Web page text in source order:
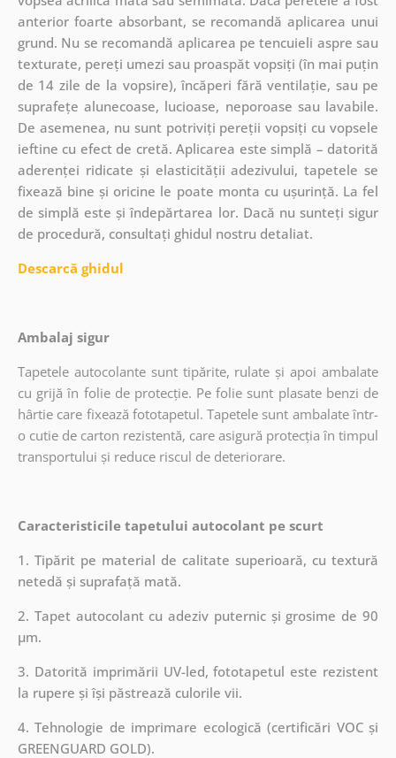
anterior foarte absorbant, se recomandă aplicarea unui
grund. Nu se recomandă aplicarea pe tencuieli aspre sau
texturate, pereți umezi sau proaspăt vopsiți (în mai puțin
de 14 zile de la vopsire), încăperi fără ventilație, sau pe
suprafețe alunecoase, lucioase, neporoase sau lavabile.
De asemenea, nu sunt potriviți pereții vopsiți cu vopsele
ieftine cu efect de cretă. Aplicarea este simplă – datorită
aderenței ridicate și elasticității adezivului, tapetele se
fixează bine și oricine le poate monta cu ușurință. La fel
de simplă este și îndepărtarea lor. Dacă nu sunteți sigur
de procedură, consultați ghidul nostru detaliat.
Descarcă ghidul
Ambalaj sigur
Tapetele autocolante sunt tipărite, rulate și apoi ambalate
cu grijă în folie de protecție. Pe folie sunt plasate benzi de
hârtie care fixează fototapetul. Tapetele sunt ambalate într-
o cutie de carton rezistentă, care asigură protecția în timpul
transportului și reduce riscul de deteriorare.
Caracteristicile tapetului autocolant pe scurt
1. Tipărit pe material de calitate superioară, cu textură
netedă și suprafață mată.
2. Tapet autocolant cu adeziv puternic și grosime de 90
µm.
3. Datorită imprimării UV-led, fototapetul este rezistent
la rupere și își păstrează culorile vii.
4. Tehnologie de imprimare ecologică (certificări VOC și
GREENGUARD GOLD).